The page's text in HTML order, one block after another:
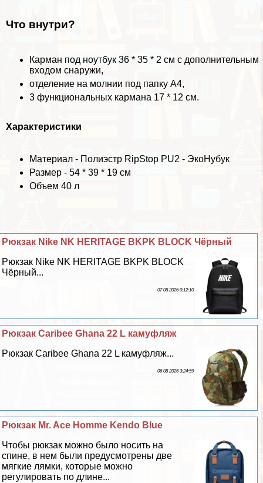
Что внутри?
Карман под ноутбук 36 * 35 * 2 см с дополнительным
входом снаружи,
отделение на молнии под папку А4,
3 функциональных кармана 17 * 12 см.
Хаpaктеристики
Материал - Полиэстр RipStop PU2 - ЭкоНубук
Размер - 54 * 39 * 19 см
Объем 40 л
Рюкзак Nike NK HERITAGE BKPK BLOCK Чёрный
Рюкзак Nike NK HERITAGE BKPK BLOCK
Чёрный...
07 08 2026 0:12:10
Рюкзак Caribee Ghana 22 L камуфляж
Рюкзак Caribee Ghana 22 L камуфляж...
06 08 2026 3:24:59
Рюкзак Mr. Ace Homme Kendo Blue
Чтобы рюкзак можно было носить на
спине, в нем были предусмотрены две
мягкие лямки, которые можно
регулировать по длине...